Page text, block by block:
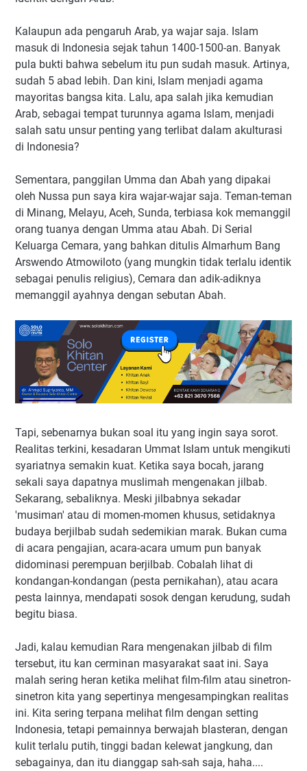
Kalaupun ada pengaruh Arab, ya wajar saja. Islam
masuk di Indonesia sejak tahun 1400-1500-an. Banyak
pula bukti bahwa sebelum itu pun sudah masuk. Artinya,
sudah 5 abad lebih. Dan kini, Islam menjadi agama
mayoritas bangsa kita. Lalu, apa salah jika kemudian
Arab, sebagai tempat turunnya agama Islam, menjadi
salah satu unsur penting yang terlibat dalam akulturasi
di Indonesia?
Sementara, panggilan Umma dan Abah yang dipakai
oleh Nussa pun saya kira wajar-wajar saja. Teman-teman
di Minang, Melayu, Aceh, Sunda, terbiasa kok memanggil
orang tuanya dengan Umma atau Abah. Di Serial
Keluarga Cemara, yang bahkan ditulis Almarhum Bang
Arswendo Atmowiloto (yang mungkin tidak terlalu identik
sebagai penulis religius), Cemara dan adik-adiknya
memanggil ayahnya dengan sebutan Abah.
Tapi, sebenarnya bukan soal itu yang ingin saya sorot.
Realitas terkini, kesadaran Ummat Islam untuk mengikuti
syariatnya semakin kuat. Ketika saya bocah, jarang
sekali saya dapatnya muslimah mengenakan jilbab.
Sekarang, sebaliknya. Meski jilbabnya sekadar
'musiman' atau di momen-momen khusus, setidaknya
budaya berjilbab sudah sedemikian marak. Bukan cuma
di acara pengajian, acara-acara umum pun banyak
didominasi perempuan berjilbab. Cobalah lihat di
kondangan-kondangan (pesta pernikahan), atau acara
pesta lainnya, mendapati sosok dengan kerudung, sudah
begitu biasa.
Jadi, kalau kemudian Rara mengenakan jilbab di film
tersebut, itu kan cerminan masyarakat saat ini. Saya
malah sering heran ketika melihat film-film atau sinetron-
sinetron kita yang sepertinya mengesampingkan realitas
ini. Kita sering terpana melihat film dengan setting
Indonesia, tetapi pemainnya berwajah blasteran, dengan
kulit terlalu putih, tinggi badan kelewat jangkung, dan
sebagainya, dan itu dianggap sah-sah saja, haha....